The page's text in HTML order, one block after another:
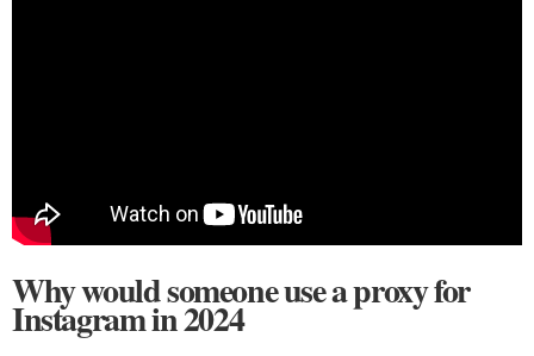
Why would someone use a proxy for
Instagram in 2024